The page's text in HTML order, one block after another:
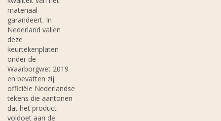
materiaal
garandeert. In
Nederland vallen
deze
keurtekenplaten
onder de
Waarborgwet 2019
en bevatten zij
officiële Nederlandse
tekens die aantonen
dat het product
voldoet aan de